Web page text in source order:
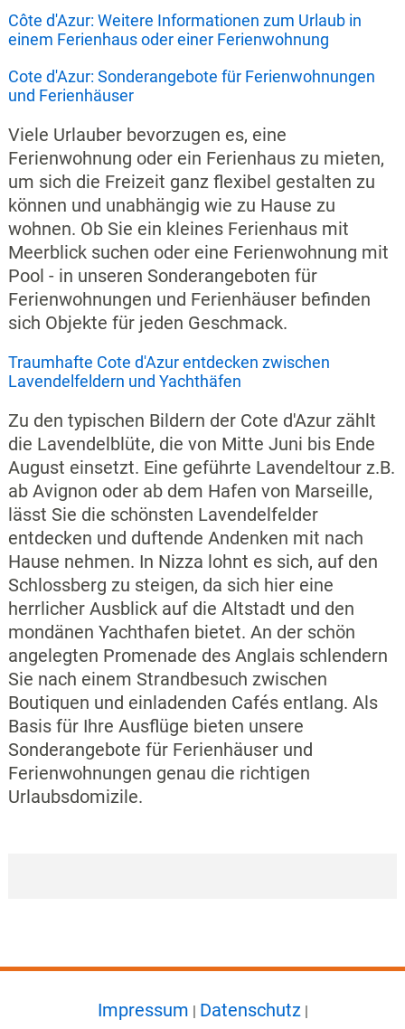
Côte d'Azur: Weitere Informationen zum Urlaub in
einem Ferienhaus oder einer Ferienwohnung
Cote d'Azur: Sonderangebote für Ferienwohnungen
und Ferienhäuser
Viele Urlauber bevorzugen es, eine
Ferienwohnung oder ein Ferienhaus zu mieten,
um sich die Freizeit ganz flexibel gestalten zu
können und unabhängig wie zu Hause zu
wohnen. Ob Sie ein kleines Ferienhaus mit
Meerblick suchen oder eine Ferienwohnung mit
Pool - in unseren Sonderangeboten für
Ferienwohnungen und Ferienhäuser befinden
sich Objekte für jeden Geschmack.
Traumhafte Cote d'Azur entdecken zwischen
Lavendelfeldern und Yachthäfen
Zu den typischen Bildern der Cote d'Azur zählt
die Lavendelblüte, die von Mitte Juni bis Ende
August einsetzt. Eine geführte Lavendeltour z.B.
ab Avignon oder ab dem Hafen von Marseille,
lässt Sie die schönsten Lavendelfelder
entdecken und duftende Andenken mit nach
Hause nehmen. In Nizza lohnt es sich, auf den
Schlossberg zu steigen, da sich hier eine
herrlicher Ausblick auf die Altstadt und den
mondänen Yachthafen bietet. An der schön
angelegten Promenade des Anglais schlendern
Sie nach einem Strandbesuch zwischen
Boutiquen und einladenden Cafés entlang. Als
Basis für Ihre Ausflüge bieten unsere
Sonderangebote für Ferienhäuser und
Ferienwohnungen genau die richtigen
Urlaubsdomizile.
Impressum | Datenschutz|